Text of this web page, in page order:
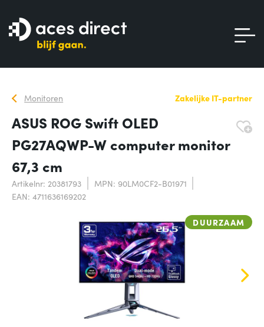
Monitoren Zakelijke IT-partner
ASUS ROG Swift OLED
PG27AQWP-W computer monitor
67,3 cm
Artikelnr: 20381793
MPN: 90LM0CF2-B01971
EAN: 4711636169202
DUURZAAM